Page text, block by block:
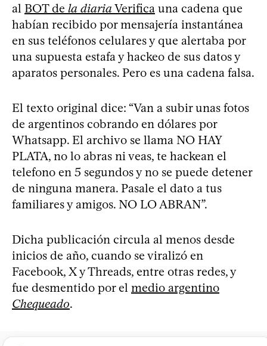
al BOT de la diariaVerifica una cadena que
habían recibido por mensajería instantánea
en sus teléfonos celulares y que alertaba por
una supuesta estafa y hackeo de sus datos y
aparatos personales. Pero es una cadena falsa.
El texto original dice: “Van a subir unas fotos
de argentinos cobrando en dólares por
Whatsapp. El archivo se llama NO HAY
PLATA, no lo abras ni veas, te hackean el
telefono en 5 segundos y no se puede detener
de ninguna manera. Pasale el dato a tus
familiares y amigos. NO LO ABRAN”.
Dicha publicación circula al menos desde
inicios de año, cuando se viralizó en
Facebook, X y Threads, entre otras redes, y
fue desmentido por el medio argentino
Chequeado.